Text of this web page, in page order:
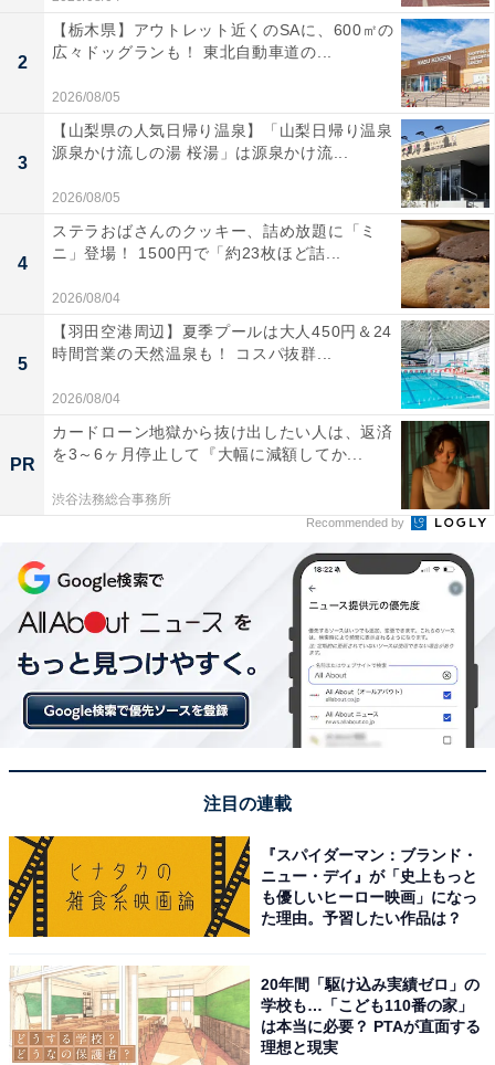
2
【栃木県】アウトレット近くのSAに、600㎡の
広々ドッグランも！ 東北自動車道の...
2026/08/05
3
【山梨県の人気日帰り温泉】「山梨日帰り温泉
源泉かけ流しの湯 桜湯」は源泉かけ流...
2026/08/05
4
ステラおばさんのクッキー、詰め放題に「ミ
ニ」登場！ 1500円で「約23枚ほど詰...
2026/08/04
5
【羽田空港周辺】夏季プールは大人450円＆24
時間営業の天然温泉も！ コスパ抜群...
2026/08/04
PR
カードローン地獄から抜け出したい人は、返済
を3～6ヶ月停止して『大幅に減額してか...
渋谷法務総合事務所
Recommended by
注目の連載
『スパイダーマン：ブランド・
ニュー・デイ』が「史上もっと
も優しいヒーロー映画」になっ
た理由。予習したい作品は？
20年間「駆け込み実績ゼロ」の
学校も…「こども110番の家」
は本当に必要？ PTAが直面する
理想と現実